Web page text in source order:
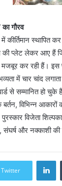
गौरव
में कीर्तिमान
प्लेट लेकर आए हैं
मजबूर कर रही हैं।
में चार चांद
से सम्मानित
विभिन्न आकारों
विजेता
और नक्काशी की
Twitter